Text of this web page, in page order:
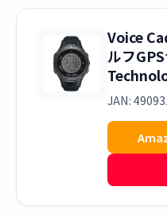
Voice
ルフ
JAN: